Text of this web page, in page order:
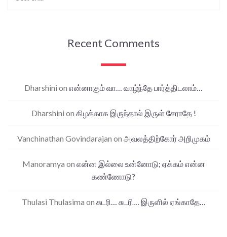
Recent Comments
Dharshini on என்னாகும் வா… வாழ்ந்தே பார்த்திடலாம்…
Dharshini on கிழக்காக இருந்தால் இருள் சேராதே !
Vanchinathan Govindarajan on அவலத்திற்கோர் அறிமுகம்
Manoramya on என்ன இல்லை உன்னோடு; ஏக்கம் என்ன
கண்ணோடு?
Thulasi Thulasima on சுடரி… சுடரி… இருளில் ஏங்காதே…